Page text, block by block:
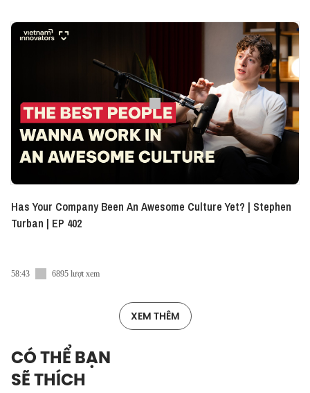
Has Your Company Been An Awesome Culture Yet? | Stephen
Turban | EP 402
58:43 6895 lượt xem
XEM THÊM
CÓ THỂ BẠN
SẼ THÍCH